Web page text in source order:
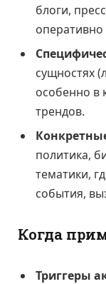
блоги,
сущностях
особенно в
трендов.
политика,
тематики,
события,
Когда
Триггеры